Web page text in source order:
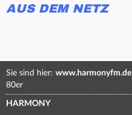
AUS DEM NETZ
Sie sind hier: www.harmonyfm.de
80er
HARMONY